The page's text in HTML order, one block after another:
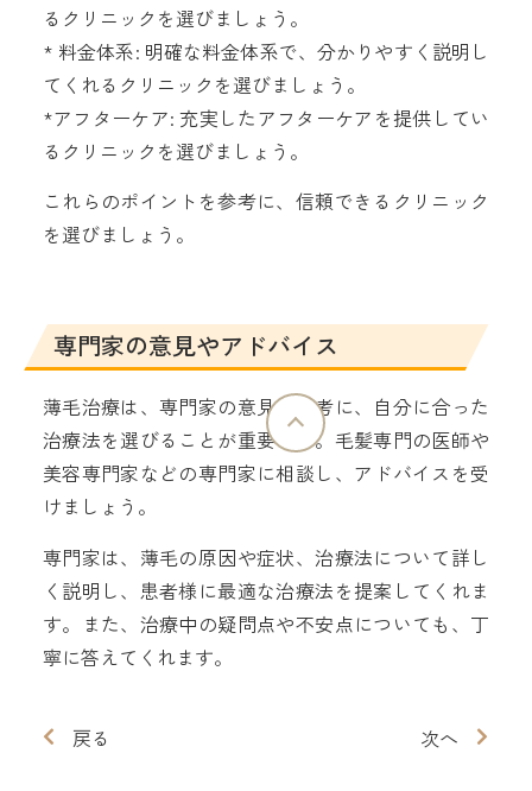
るクリニックを選びましょう。
* 料金体系: 明確な料金体系で、分かりやすく説明し
てくれるクリニックを選びましょう。
*アフターケア: 充実したアフターケアを提供してい
るクリニックを選びましょう。
これらのポイントを参考に、信頼できるクリニック
を選びましょう。
専門家の意見やアドバイス
薄毛治療は、専門家の意見を参考に、自分に合った
治療法を選びることが重要です。毛髪専門の医師や
美容専門家などの専門家に相談し、アドバイスを受
けましょう。
専門家は、薄毛の原因や症状、治療法について詳し
く説明し、患者様に最適な治療法を提案してくれま
す。また、治療中の疑問点や不安点についても、丁
寧に答えてくれます。
戻る 次へ